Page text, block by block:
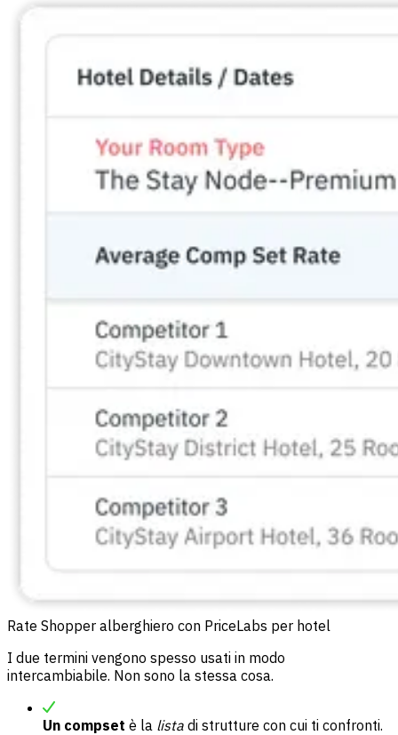
Rate Shopper alberghiero con PriceLabs per hotel
I due termini vengono spesso usati in modo
intercambiabile. Non sono la stessa cosa.
Un compset è la lista di strutture con cui ti confronti.